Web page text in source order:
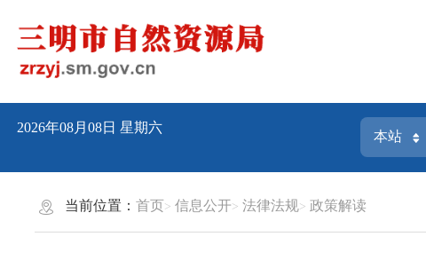
2026年08月08日星期六
当前位置：首页 信息公开 法律法规 政策解读